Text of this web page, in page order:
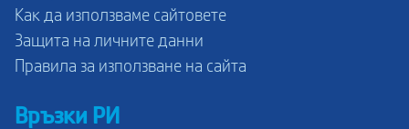
Как да използваме сайтовете
Защита на личните данни
Правила за използване на сайта
Връзки РИ